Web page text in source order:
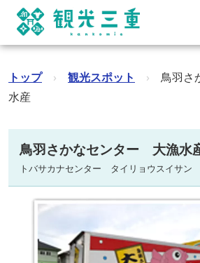
トップ › 観光スポット ›
鳥羽さ
水産
鳥羽さかなセンター 大漁水
トバサカナセンター タイリョウスイサン